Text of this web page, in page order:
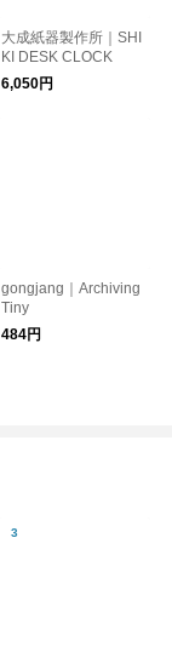
大成紙器製作所｜SHI
KI DESK CLOCK
6,050円
gongjang｜Archiving
Tiny
484円